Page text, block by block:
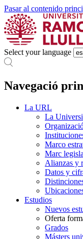
Pasar al contenido
Select your language
Navegació
La URL
La
Marco
Marc
Alianzas y
Datos y
Estudios
Nuevos
Oferta
Grados
Másters